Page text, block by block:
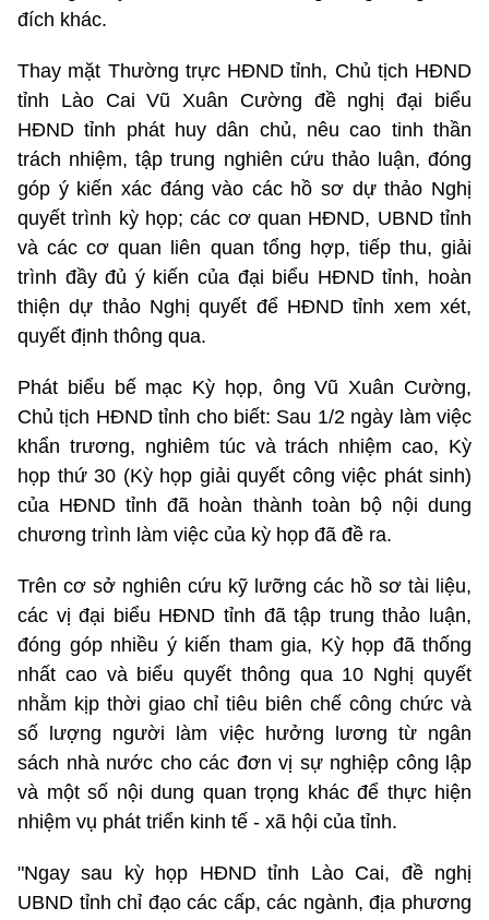
đích khác.
Thay mặt Thường trực HĐND tỉnh, Chủ tịch HĐND
tỉnh Lào Cai Vũ Xuân Cường đề nghị đại biểu
HĐND tỉnh phát huy dân chủ, nêu cao tinh thần
trách nhiệm, tập trung nghiên cứu thảo luận, đóng
góp ý kiến xác đáng vào các hồ sơ dự thảo Nghị
quyết trình kỳ họp; các cơ quan HĐND, UBND tỉnh
và các cơ quan liên quan tổng hợp, tiếp thu, giải
trình đầy đủ ý kiến của đại biểu HĐND tỉnh, hoàn
thiện dự thảo Nghị quyết để HĐND tỉnh xem xét,
quyết định thông qua.
Phát biểu bế mạc Kỳ họp, ông Vũ Xuân Cường,
Chủ tịch HĐND tỉnh cho biết: Sau 1/2 ngày làm việc
khẩn trương, nghiêm túc và trách nhiệm cao, Kỳ
họp thứ 30 (Kỳ họp giải quyết công việc phát sinh)
của HĐND tỉnh đã hoàn thành toàn bộ nội dung
chương trình làm việc của kỳ họp đã đề ra.
Trên cơ sở nghiên cứu kỹ lưỡng các hồ sơ tài liệu,
các vị đại biểu HĐND tỉnh đã tập trung thảo luận,
đóng góp nhiều ý kiến tham gia, Kỳ họp đã thống
nhất cao và biểu quyết thông qua 10 Nghị quyết
nhằm kịp thời giao chỉ tiêu biên chế công chức và
số lượng người làm việc hưởng lương từ ngân
sách nhà nước cho các đơn vị sự nghiệp công lập
và một số nội dung quan trọng khác để thực hiện
nhiệm vụ phát triển kinh tế - xã hội của tỉnh.
"Ngay sau kỳ họp HĐND tỉnh Lào Cai, đề nghị
UBND tỉnh chỉ đạo các cấp, các ngành, địa phương